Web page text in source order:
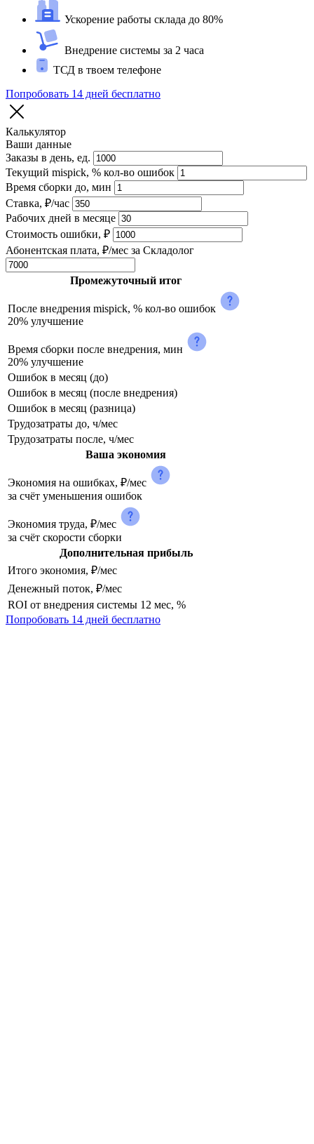
Ускорение работы склада до 80%
Внедрение системы за 2 часа
ТСД в твоем телефоне
Попробовать 14 дней бесплатно
Калькулятор
Ваши данные
Заказы в день, ед.
Текущий mispick, % кол-во ошибок
Время сборки до, мин
Ставка, ₽/час
Рабочих дней в месяце
Стоимость ошибки, ₽
Абонентская плата, ₽/мес за Складолог
Промежуточный итог
После внедрения mispick, % кол-во ошибок
20% улучшение
Время сборки после внедрения, мин
20% улучшение
Ошибок в месяц (до)
Ошибок в месяц (после внедрения)
Ошибок в месяц (разница)
Трудозатраты до, ч/мес
Трудозатраты после, ч/мес
Ваша экономия
Экономия на ошибках, ₽/мес
за счёт уменьшения ошибок
Экономия труда, ₽/мес
за счёт скорости сборки
Дополнительная прибыль
Итого экономия, ₽/мес
Денежный поток, ₽/мес
ROI от внедрения системы 12 мес, %
Попробовать 14 дней бесплатно